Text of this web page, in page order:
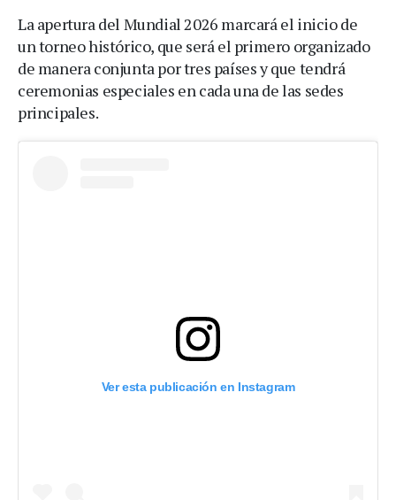
La apertura del Mundial 2026 marcará el inicio de
un torneo histórico, que será el primero organizado
de manera conjunta por tres países y que tendrá
ceremonias especiales en cada una de las sedes
principales.
Ver esta publicación en Instagram